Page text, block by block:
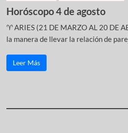
Horóscopo 4 de agosto
♈ ARIES (21 DE MARZO AL 20 DE
la manera de llevar la relación de
Leer Más